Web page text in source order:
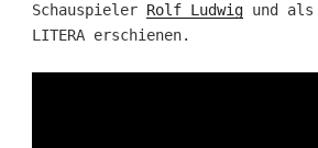
Schauspieler Rolf Ludwigund als
LITERA erschienen.